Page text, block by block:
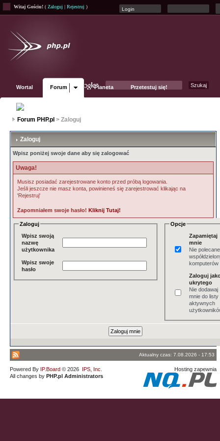
Witaj Gościu! ( Zaloguj | Rejestruj )
Wortal Forum Planeta Przetestuj się!
Forum PHP.pl > Zaloguj
Zaloguj
Wpisz poniżej swoje dane aby się zalogować
Uwaga!
Musisz posiadać zarejestrowane konto przed próbą logowania.
Jeśli jeszcze nie masz konta, powinieneś się zarejestrować klikając na
'Rejestruj'
Zapomniałem swoje hasło! Kliknij Tutaj!
Zaloguj
Wpisz swoją
nazwę
użytkownika
Wpisz swoje
hasło
Opcje
Zapamiętaj
mnie
Nie
komputerów
Zaloguj
ukrytego
Nie dodawaj
mnie do listy
aktywnych
Aktualny czas: 7.08.2026 - 17:53
Powered By IP.Board © 2026 IPS, Inc
All changes by PHP.pl Administrators
Hosting zapewnia